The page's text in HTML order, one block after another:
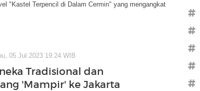
"Kastel Terpencil di Dalam Cermin" yang mengangkat
05 Jul 2023 19:24 WIB
Tradisional dan
'Mampir' ke Jakarta